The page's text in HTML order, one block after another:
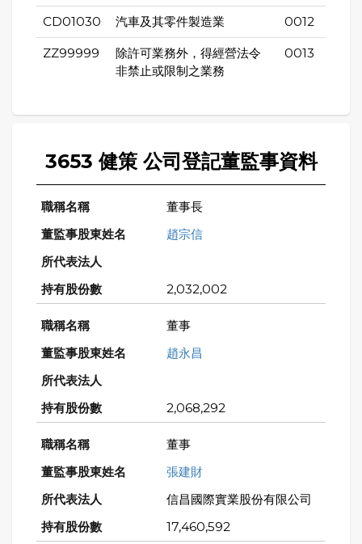
CD01030 汽車及其零件製造業 0012
ZZ99999
除許可業務外，得經營法令
非禁止或限制之業務
0013
3653 健策 公司登記董監事資料
董事長
趙宗信
2,032,002
董事
趙永昌
2,068,292
董事
張建財
信昌國際實業股份有限公司
17,460,592